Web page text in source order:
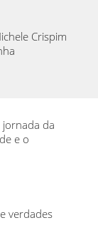
Crispim
da
e o
verdades